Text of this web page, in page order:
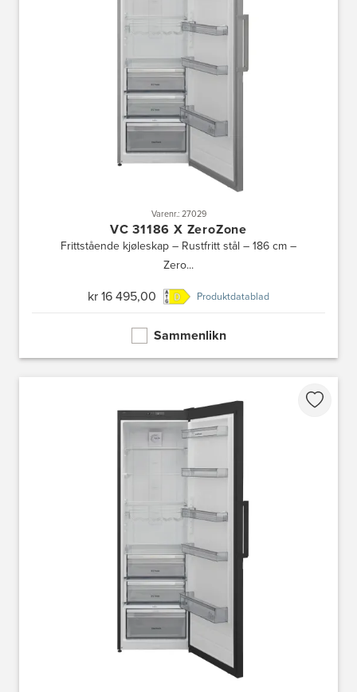
Varenr.: 27029
VC 31186 X ZeroZone
Frittstående kjøleskap – Rustfritt stål – 186 cm –
Zero...
kr 16 495,00 Produktdatablad
Sammenlikn